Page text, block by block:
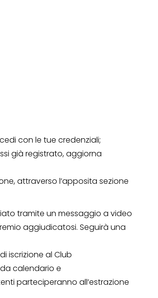
con le tue credenziali;
già registrato, aggiorna
attraverso l’apposita sezione
tramite un messaggio a video
aggiudicatosi. Seguirà una
iscrizione al Club
calendario e
parteciperanno all’estrazione